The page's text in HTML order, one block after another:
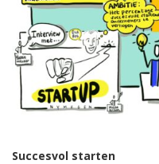
Succesvol starten